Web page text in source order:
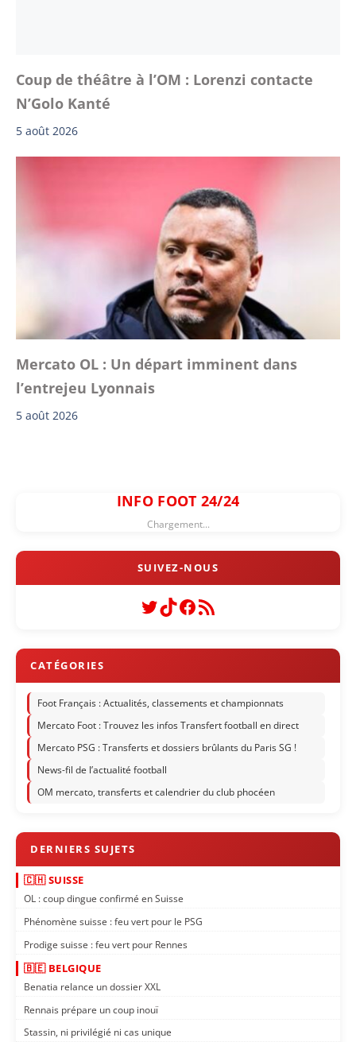
Coup de théâtre à l’OM : Lorenzi contacte
N’Golo Kanté
5 août 2026
Mercato OL : Un départ imminent dans
l’entrejeu Lyonnais
5 août 2026
INFO FOOT 24/24
Chargement...
Twitter
TikTok
Facebook
Flux RSS
Foot Français : Actualités, classements et championnats
Mercato Foot : Trouvez les infos Transfert football en direct
Mercato PSG : Transferts et dossiers brûlants du Paris SG !
News-fil de l’actualité football
OM mercato, transferts et calendrier du club phocéen
🇨🇭 SUISSE
OL : coup dingue confirmé en Suisse
Phénomène suisse : feu vert pour le PSG
Prodige suisse : feu vert pour Rennes
🇧🇪 BELGIQUE
Benatia relance un dossier XXL
Rennais prépare un coup inouï
Stassin, ni privilégié ni cas unique